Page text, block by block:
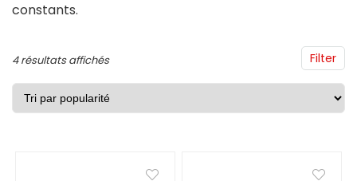
constants.
Filter
4 résultats affichésTrié
par
popularité